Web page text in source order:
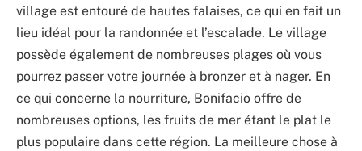
village est entouré de hautes falaises, ce qui en fait un
lieu idéal pour la randonnée et l’escalade. Le village
possède également de nombreuses plages où vous
pourrez passer votre journée à bronzer et à nager. En
ce qui concerne la nourriture, Bonifacio offre de
nombreuses options, les fruits de mer étant le plat le
plus populaire dans cette région. La meilleure chose à